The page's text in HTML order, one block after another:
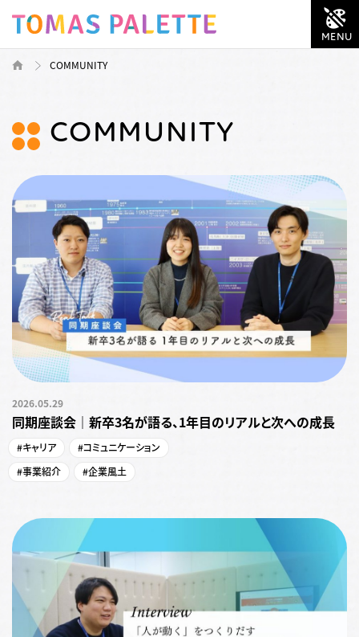
COMMUNITY
COMMUNITY
2026.05.29
同期座談会｜新卒3名が語る、1年目のリアルと次への成長
#キャリア
#コミュニケーション
#事業紹介
#企業風土